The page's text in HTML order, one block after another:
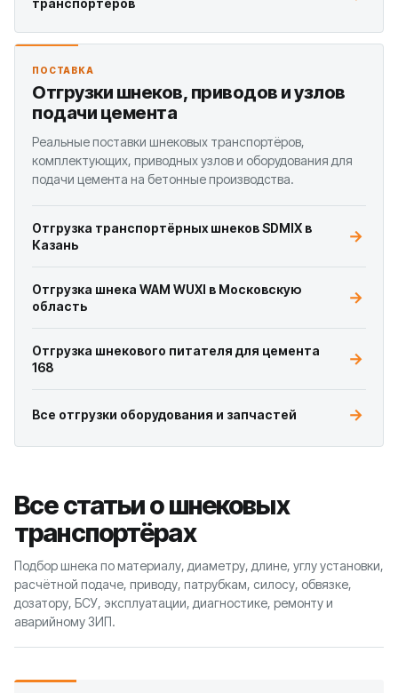
транспортёров
ПОСТАВКА
Отгрузки шнеков, приводов и узлов
подачи цемента
Реальные поставки шнековых транспортёров,
комплектующих, приводных узлов и оборудования для
подачи цемента на бетонные производства.
Отгрузка транспортёрных шнеков SDMIX в
Казань
Отгрузка шнека WAM WUXI в Московскую
область
Отгрузка шнекового питателя для цемента
168
Все отгрузки оборудования и запчастей
Все статьи о шнековых
транспортёрах
Подбор шнека по материалу, диаметру, длине, углу установки,
расчётной подаче, приводу, патрубкам, силосу, обвязке,
дозатору, БСУ, эксплуатации, диагностике, ремонту и
аварийному ЗИП.